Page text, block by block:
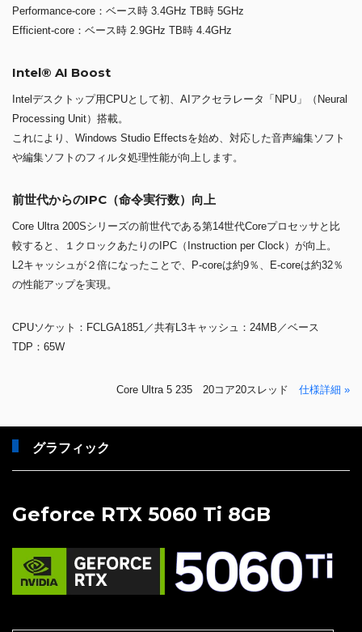
Performance-core：ベース時 3.4GHz TB時 5GHz
Efficient-core：ベース時 2.9GHz TB時 4.4GHz
Intel® AI Boost
Intelデスクトップ用CPUとして初、AIアクセラレータ「NPU」（Neural
Processing Unit）搭載。
これにより、Windows Studio Effectsを始め、対応した音声編集ソフト
や編集ソフトのフィルタ処理性能が向上します。
前世代からのIPC（命令実行数）向上
Core Ultra 200Sシリーズの前世代である第14世代Coreプロセッサと比
較すると、１クロックあたりのIPC（Instruction per Clock）が向上。
L2キャッシュが２倍になったことで、P-coreは約9％、E-coreは約32％
の性能アップを実現。
CPUソケット：FCLGA1851／共有L3キャッシュ：24MB／ベース
TDP：65W
Core Ultra 5 235 20コア20スレッド 仕様詳細 »
グラフィック
Geforce RTX 5060 Ti 8GB